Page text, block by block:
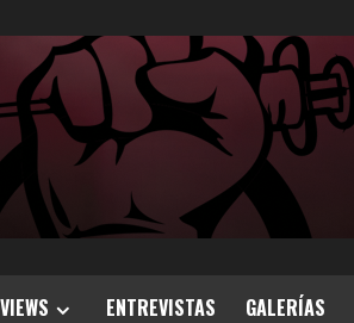
ENTREVISTAS GALERÍAS